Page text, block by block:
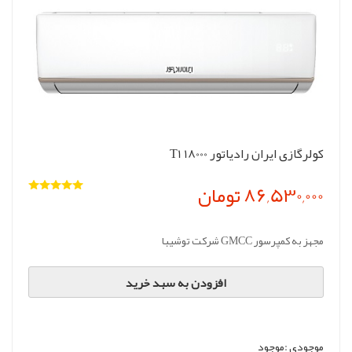
کولرگازی ایران رادیاتور T1 18000
86,530,000 تومان
مجهز به کمپرسور GMCC شرکت توشیبا
افزودن به سبد خرید
موجودی :موجود